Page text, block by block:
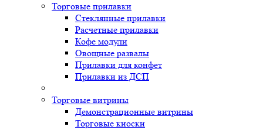
Торговые прилавки
Стеклянные прилавки
Расчетные прилавки
Кофе модули
Овощные развалы
Прилавки для конфет
Прилавки из ДСП
Торговые витрины
Демонстрационные витрины
Торговые киоски